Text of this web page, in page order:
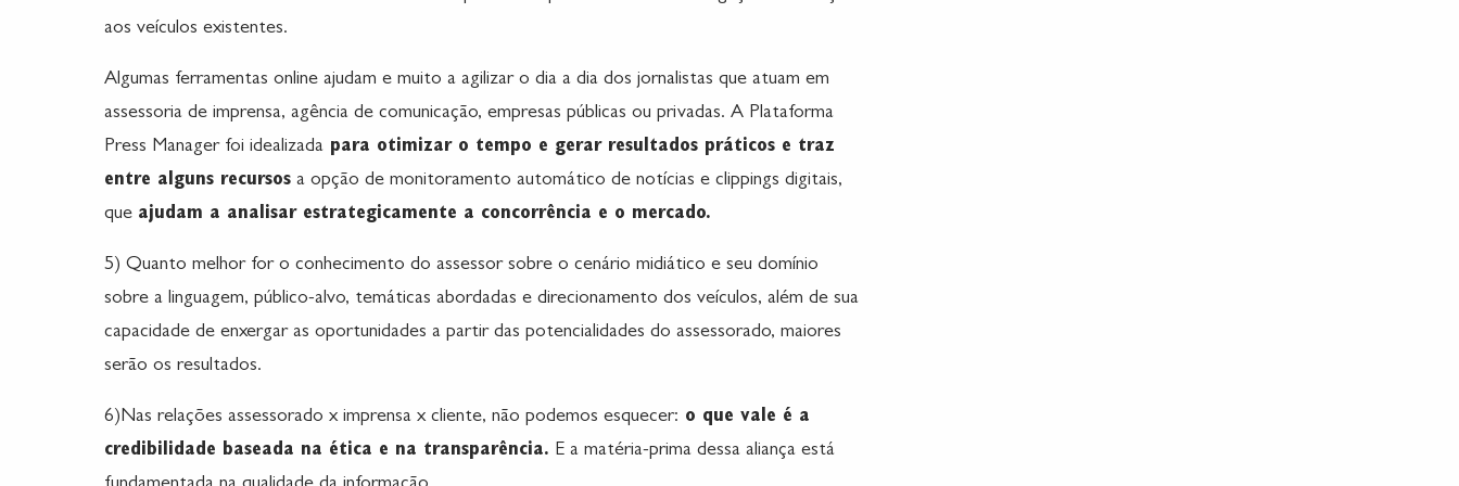
aos veículos existentes.
Algumas ferramentas online ajudam e muito a agilizar o dia a dia dos jornalistas que atuam em
assessoria de imprensa, agência de comunicação, empresas públicas ou privadas. A Plataforma
Press Manager foi idealizada para otimizar o tempo e gerar resultados práticos e traz
entre alguns recursos a opção de monitoramento automático de notícias e clippings digitais,
que ajudam a analisar estrategicamente a concorrência e o mercado.
5) Quanto melhor for o conhecimento do assessor sobre o cenário midiático e seu domínio
sobre a linguagem, público-alvo, temáticas abordadas e direcionamento dos veículos, além de sua
capacidade de enxergar as oportunidades a partir das potencialidades do assessorado, maiores
serão os resultados.
6)Nas relações assessorado x imprensa x cliente, não podemos esquecer: o que vale é a
credibilidade baseada na ética e na transparência. E a matéria-prima dessa aliança está